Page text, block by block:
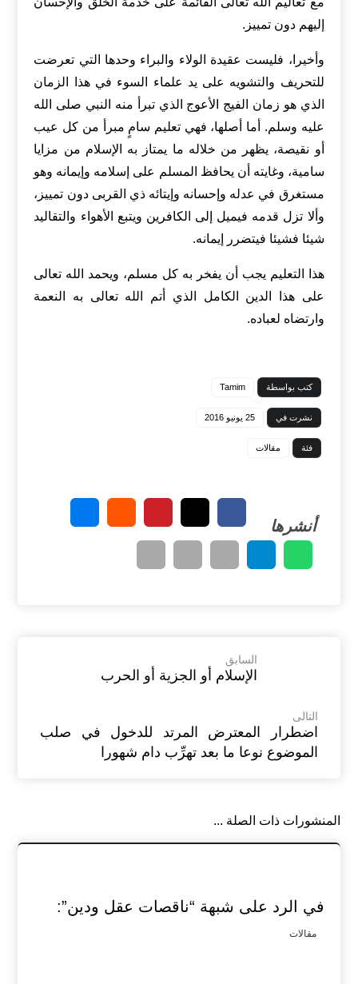
إليهم دون تمييز.
وأخيرا، فليست عقيدة الولاء والبراء وحدها التي تعرضت
للتحريف والتشويه على يد علماء السوء في هذا الزمان
الذي هو زمان الفيج الأعوج الذي تبرأ منه النبي صلى الله
عليه وسلم. أما أصلها، فهي تعليم سامٍ مبرأ من كل عيب
أو نقيصة، يظهر من خلاله ما يمتاز به الإسلام من مزايا
سامية، وغايته أن يحافظ المسلم على إسلامه وإيمانه وهو
مستغرق في عدله وإحسانه وإيتائه ذي القربى دون تمييز،
وألا تزل قدمه فيميل إلى الكافرين ويتبع الأهواء والتقاليد
شيئا فشيئا فيتضرر إيمانه.
هذا التعليم يجب أن يفخر به كل مسلم، ويحمد الله تعالى
على هذا الدين الكامل الذي أتم الله تعالى به النعمة
وارتضاه لعباده.
كتب بواسطة Tamim
نشرت في 25 يونيو 2016
فئة مقالات
السابق
الإسلام أو الجزية أو الحرب
التالى
اضطرار المعترض المرتد للدخول في صلب
الموضوع نوعا ما بعد تهرِّب دام شهورا
المنشورات ذات الصلة ...
في الرد على شبهة “ناقصات عقل ودين”:
مقالات